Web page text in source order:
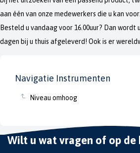
Navigatie Instrumenten
Niveau omhoog
aan één van onze medewerkers die u kan
Besteld u vandaag voor 16.00uur? Dan wordt
dagen bij u thuis afgeleverd! Ook is er
Wilt u wat vragen of op de